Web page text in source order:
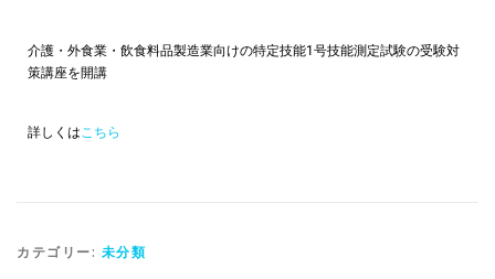
介護・外食業・飲食料品製造業向けの特定技能1号技能測定試験の受験対
策講座を開講
詳しくは こちら
カテゴリー: 未分類